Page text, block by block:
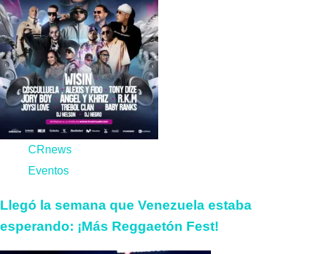
CRnews
Eventos
Llegó la semana que Venezuela estaba
esperando: ¡Más Reggaetón Fest!